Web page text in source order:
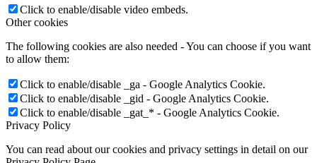
Click to enable/disable video embeds.
Other cookies
The following cookies are also needed - You can choose if you want
to allow them:
Click to enable/disable _ga - Google Analytics Cookie.
Click to enable/disable _gid - Google Analytics Cookie.
Click to enable/disable _gat_* - Google Analytics Cookie.
Privacy Policy
You can read about our cookies and privacy settings in detail on our